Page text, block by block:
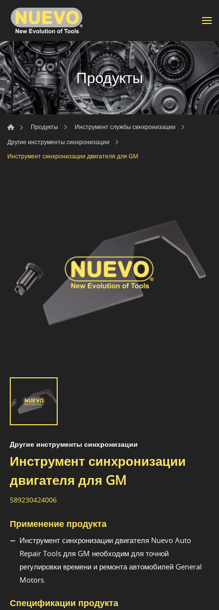
Продукты
Продукты
Инструмент службы синхронизации
Другие инструменты синхронизации
Инструмент синхронизации двигателя для GM
Другие инструменты синхронизации
Инструмент синхронизации
двигателя для GM
589230424006
Применение продукта
Инструмент синхронизации двигателя Nuevo Auto
Repair Tools для GM необходим для точной
регулировки времени и ремонта автомобилей General
Motors.
Спецификации продукта